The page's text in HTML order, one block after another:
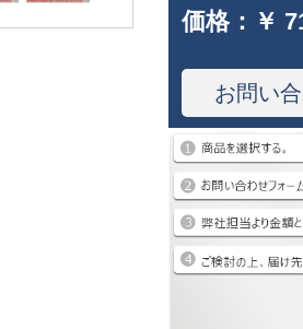
価格： ￥
お問い